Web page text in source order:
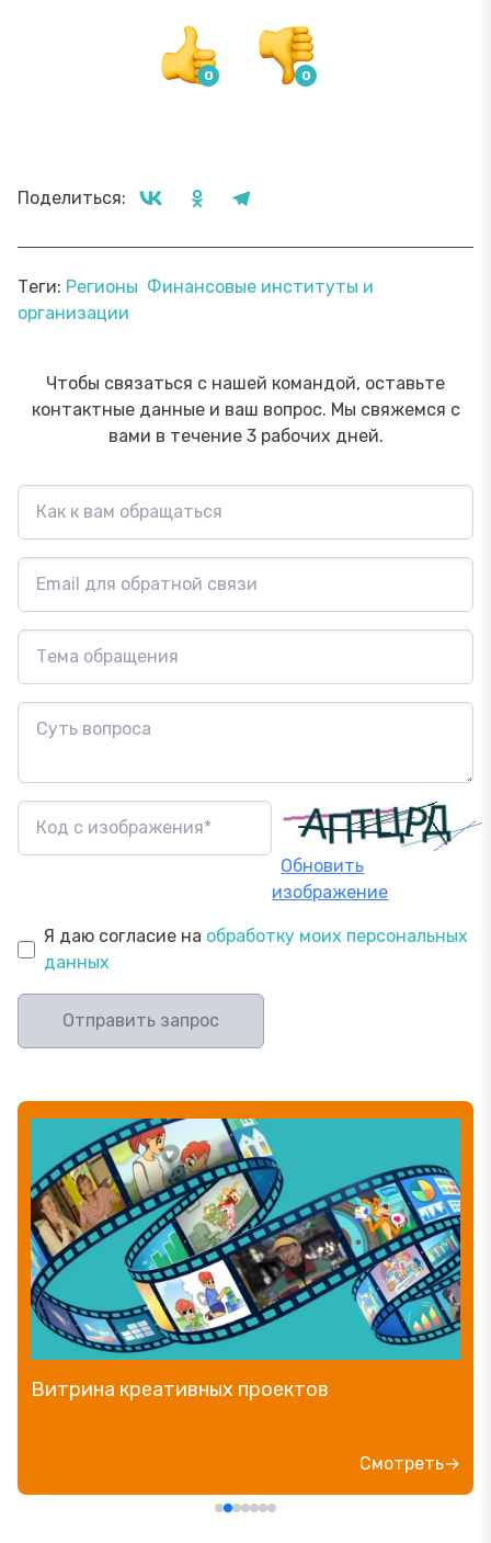
Поделиться:
Теги: Регионы Финансовые институты и
организации
Чтобы связаться с нашей командой, оставьте
контактные данные и ваш вопрос. Мы свяжемся с
вами в течение 3 рабочих дней.
Обновить
изображение
Я даю согласие на обработку моих персональных
данных
Отправить запрос
Витрина креативных проектов
Смотреть→